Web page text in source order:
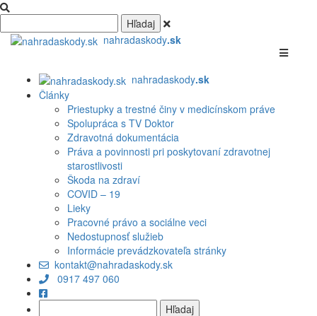
nahradaskody.sk
nahradaskody.sk
Články
Priestupky a trestné činy v medicínskom práve
Spolupráca s TV Doktor
Zdravotná dokumentácia
Práva a povinnosti pri poskytovaní zdravotnej
starostlivosti
Škoda na zdraví
COVID – 19
Lieky
Pracovné právo a sociálne veci
Nedostupnosť služieb
Informácie prevádzkovateľa stránky
kontakt@nahradaskody.sk
0917 497 060